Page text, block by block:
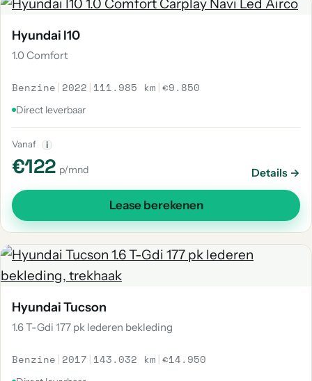
Hyundai I10
1.0 Comfort
Benzine | 2022 | 111.985 km |€9.850
Direct leverbaar
Vanaf i
€122 p/mnd Details →
Lease berekenen
Hyundai Tucson
1.6 T-Gdi 177 pk lederen bekleding
Benzine | 2017 | 143.032 km |€14.950